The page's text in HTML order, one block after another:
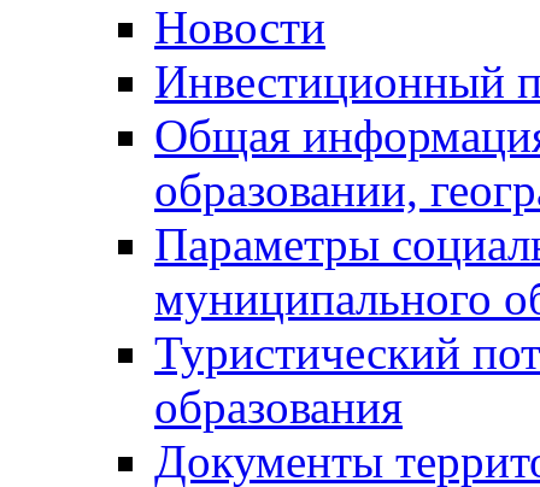
Новости
Инвестиционный
Общая
образовании,
Параметры
муниципального
Туристический
образования
Документы